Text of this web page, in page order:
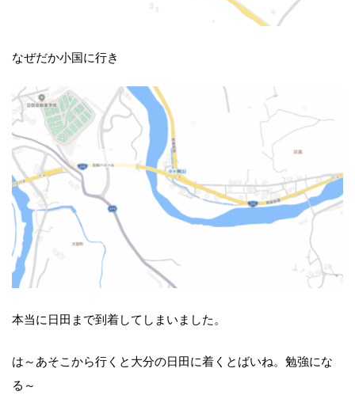
なぜだか小国に行き
本当に日田まで到着してしまいました。
は～あそこから行くと大分の日田に着くとばいね。勉強にな
る～